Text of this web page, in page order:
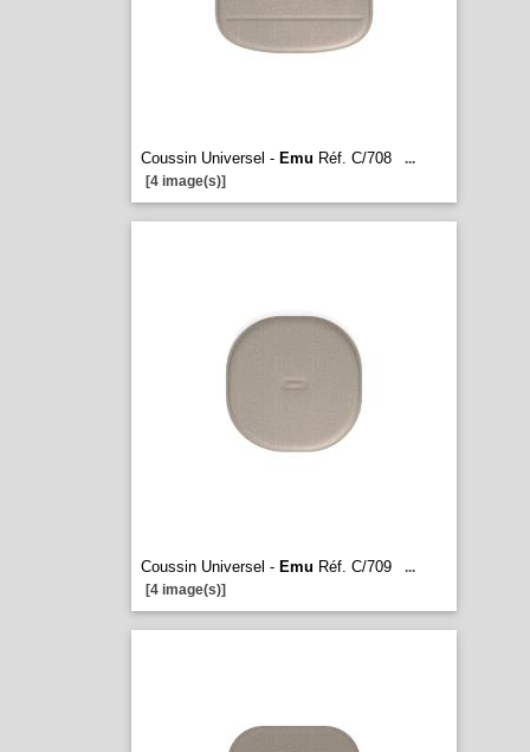
Coussin Universel - Emu Réf. C/708
...
[4 image(s)]
Coussin Universel - Emu Réf. C/709
...
[4 image(s)]